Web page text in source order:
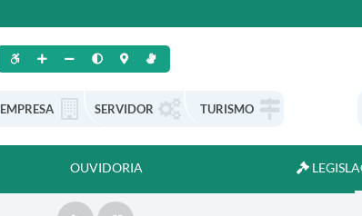
EMPRESA SERVIDOR TURISMO
OUVIDORIA